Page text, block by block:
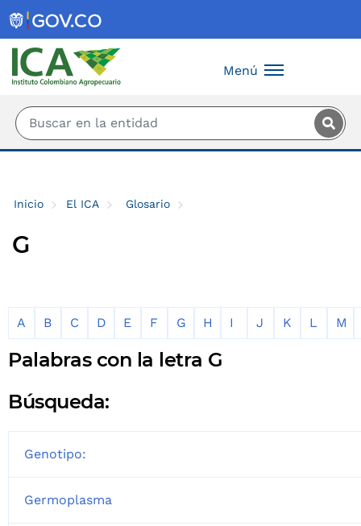
Menú
Inicio El ICA Glosario
G
A B C D E F G H I J K L M
Palabras con la letra G
Búsqueda:
Genotipo:
Germoplasma